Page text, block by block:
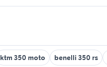
ktm 350 moto benelli 350 rs